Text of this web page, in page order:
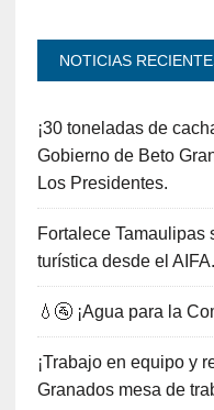
NOTICIAS
¡30 toneladas de
Gobierno de Beto
Los Presidentes.
Fortalece Tamaulipas
turística desde el AIFA.
💧🚰 ¡Agua para la
¡Trabajo en equipo y
Granados mesa de